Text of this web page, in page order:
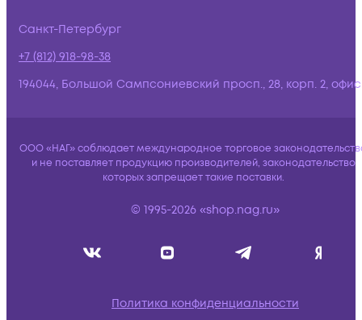
Санкт-Петербург
+7 (812) 918-98-38
194044, Большой Сампсониевский просп., 28, корп. 2,
ООО «НАГ» соблюдает международное торговое
и не поставляет продукцию производителей, законодательство
которых запрещает такие поставки.
© 1995-2026 «shop.nag.ru»
Политика конфиденциальности